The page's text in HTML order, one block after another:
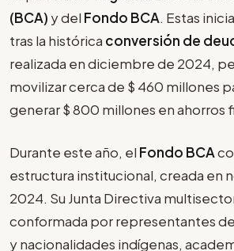
(BCA) y del Fondo BCA. Estas
tras la histórica conversión de
realizada en diciembre de 2024,
movilizar cerca de $ 460 millones
generar $ 800 millones en ahorros
Durante este año, el Fondo BCA
estructura institucional, creada en
2024. Su Junta Directiva
conformada por representantes
y nacionalidades indígenas,